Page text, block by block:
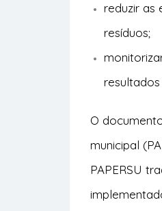
reduzir as
resíduos;
O
municipal
PAPERSU